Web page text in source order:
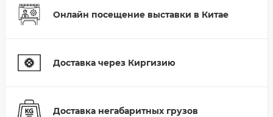
Онлайн посещение выставки в Китае
Доставка через Киргизию
Доставка негабаритных грузов